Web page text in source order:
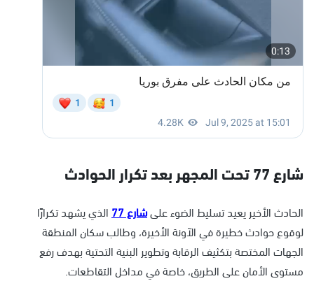
شارع 77 تحت المجهر بعد تكرار الحوادث
الحادث الأخير يعيد تسليط الضوء علىشارع 77
الذي يشهد تكرارًا
لوقوع حوادث خطيرة في الآونة الأخيرة، وطالب سكان المنطقة
الجهات المختصة بتكثيف الرقابة وتطوير البنية التحتية بهدف رفع
مستوى الأمان على الطريق، خاصة في مداخل التقاطعات.